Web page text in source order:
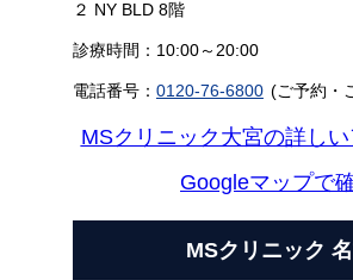
２ NY BLD 8階
診療時間：10:00～20:00
電話番号： 0120-76-6800 (ご予約・
MSクリニック大宮の詳し
Googleマップで
MSクリニック